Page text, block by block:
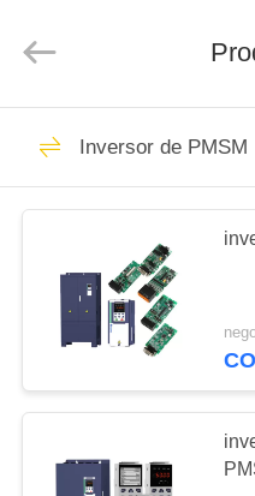
INICIO
PRODUCTOS
VIDEOS
SOBRE
NOSOTROS
VISITA
LuoX
Electric
de la
VFD
Inversor de PMSM